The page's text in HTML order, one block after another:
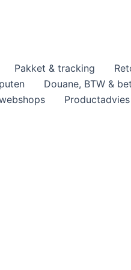
Pakket & tracking
Douane, BTW &
Productadvies